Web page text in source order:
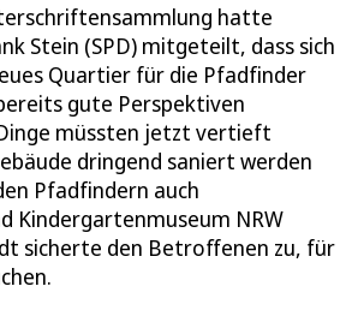
hatte
Stein (SPD) mitgeteilt, dass sich
Quartier für die Pfadfinder
gute Perspektiven
müssten jetzt vertieft
dringend saniert werden
Pfadfindern auch
Kindergartenmuseum NRW
sicherte den Betroffenen zu, für